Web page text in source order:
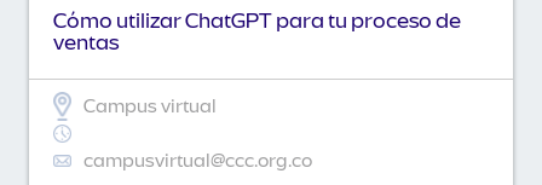
Cómo utilizar ChatGPT para tu proceso de
ventas
Campus virtual
campusvirtual@ccc.org.co